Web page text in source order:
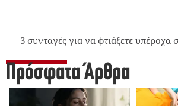
3 συνταγές για να φτιάξετε υπέροχα
Πρόσφατα Άρθρα